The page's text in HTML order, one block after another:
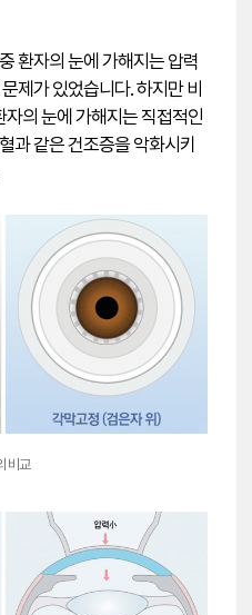
환자의 눈에 가해지는 압력
제가 있었습니다. 하지만 비
의 눈에 가해지는 직접적인
과 같은 건조증을 악화시키
비교